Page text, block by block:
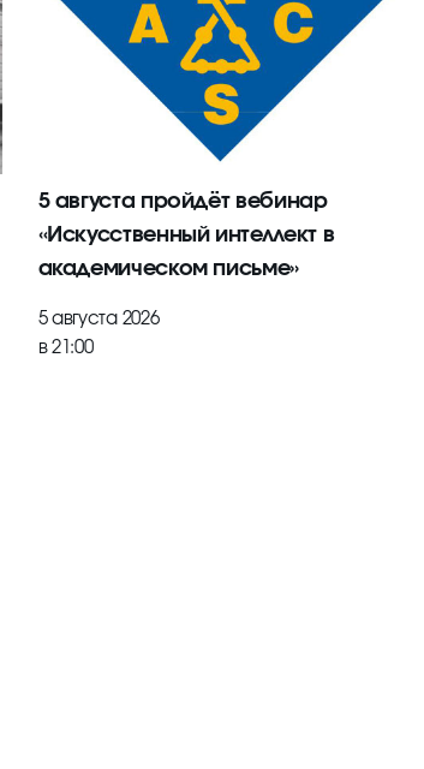
5 августа пройдёт вебинар
«Искусственный интеллект в
академическом письме»
5 августа 2026
в 21:00